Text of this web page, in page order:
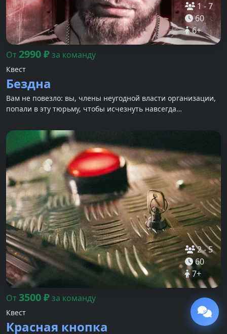
1-7
60
6+
От 2990₽за команду
Квест
Бездна
Вам не повезло: вы, члены неугодной власти организации,
попали в эту тюрьму, чтобы исчезнуть навсегда…
2-5
60
7+
От3500₽за команду
Квест
Красная кнопка